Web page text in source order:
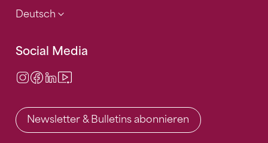
Deutsch
Social Media
Instagram
Facebook
LinkedIn
Newsletter & Bulletins abonnieren